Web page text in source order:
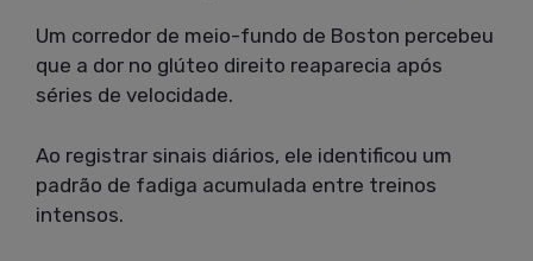
Um corredor de meio-fundo de Boston percebeu
que a dor no glúteo direito reaparecia após
séries de velocidade.
Ao registrar sinais diários, ele identificou um
padrão de fadiga acumulada entre treinos
intensos.